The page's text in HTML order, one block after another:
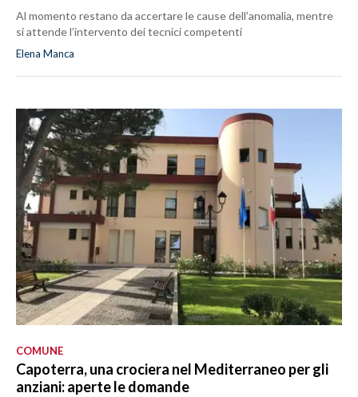
Al momento restano da accertare le cause dell’anomalia, mentre
si attende l’intervento dei tecnici competenti
Elena Manca
COMUNE
Capoterra, una crociera nel Mediterraneo per gli
anziani: aperte le domande